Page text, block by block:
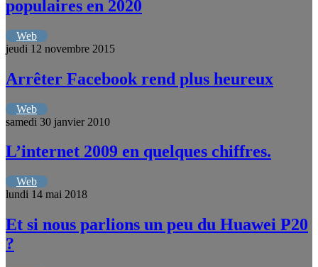
populaires en 2020
Web
jeudi 12 novembre 2015
Arrêter Facebook rend plus heureux
Web
samedi 30 janvier 2010
L’internet 2009 en quelques chiffres.
Web
lundi 14 mai 2018
Et si nous parlions un peu du Huawei P20
?